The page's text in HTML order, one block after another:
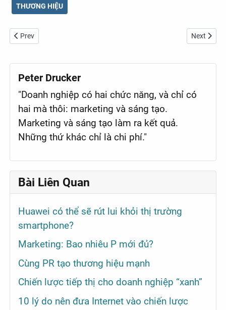
THƯƠNG HIỆU
Previous article: Các chủ khách sạn được ưu tiên lợi nhuận trong
Prev Next
Next
Peter Drucker
"Doanh nghiệp có hai chức năng, và chỉ có
hai mà thôi: marketing và sáng tạo.
Marketing và sáng tạo làm ra kết quả.
Những thứ khác chỉ là chi phí."
Bài Liên Quan
Huawei có thể sẽ rút lui khỏi thị trường
smartphone?
Marketing: Bao nhiêu P mới đủ?
Cùng PR tạo thương hiệu mạnh
Chiến lược tiếp thị cho doanh nghiệp “xanh”
10 lý do nên đưa Internet vào chiến lược